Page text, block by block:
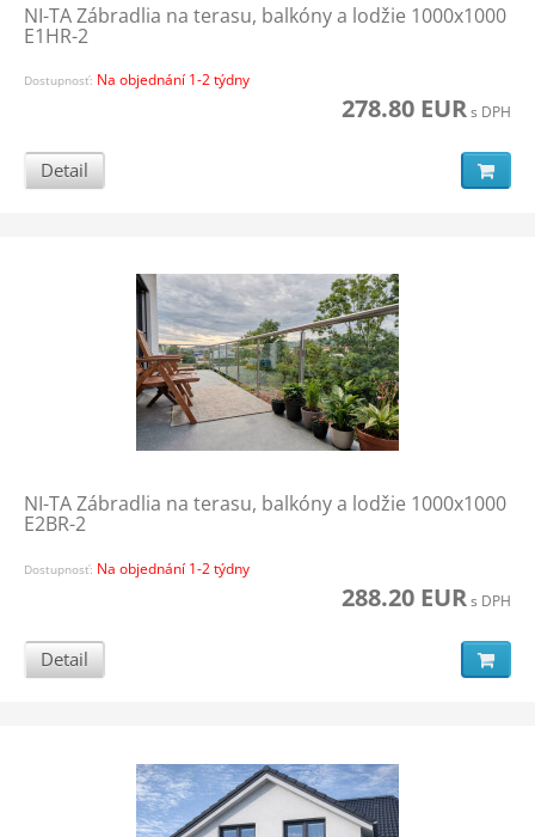
NI-TA Zábradlia na terasu, balkóny a lodžie 1000x1000
E1HR-2
Dostupnosť: Na objednání 1-2 týdny
278.80 EURs DPH
Detail
NI-TA Zábradlia na terasu, balkóny a lodžie 1000x1000
E2BR-2
Dostupnosť: Na objednání 1-2 týdny
288.20 EURs DPH
Detail